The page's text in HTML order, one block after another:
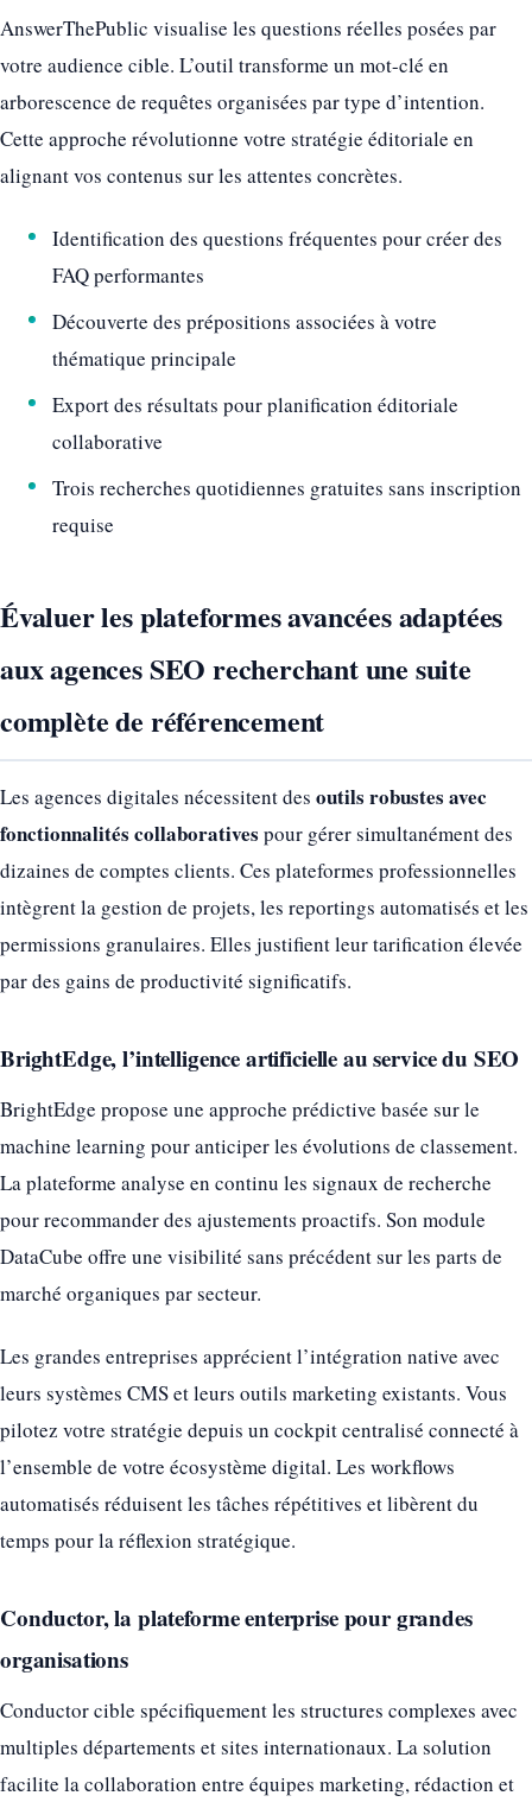
AnswerThePublic visualise les questions réelles posées par
votre audience cible. L’outil transforme un mot-clé en
arborescence de requêtes organisées par type d’intention.
Cette approche révolutionne votre stratégie éditoriale en
alignant vos contenus sur les attentes concrètes.
Identification des questions fréquentes pour créer des
FAQ performantes
Découverte des prépositions associées à votre
thématique principale
Export des résultats pour planification éditoriale
collaborative
Trois recherches quotidiennes gratuites sans inscription
requise
Évaluer les plateformes avancées adaptées
aux agences SEO recherchant une suite
complète de référencement
Les agences digitales nécessitent des outils robustes avec
fonctionnalités collaboratives pour gérer simultanément des
dizaines de comptes clients. Ces plateformes professionnelles
intègrent la gestion de projets, les reportings automatisés et les
permissions granulaires. Elles justifient leur tarification élevée
par des gains de productivité significatifs.
BrightEdge, l’intelligence artificielle au service du SEO
BrightEdge propose une approche prédictive basée sur le
machine learning pour anticiper les évolutions de classement.
La plateforme analyse en continu les signaux de recherche
pour recommander des ajustements proactifs. Son module
DataCube offre une visibilité sans précédent sur les parts de
marché organiques par secteur.
Les grandes entreprises apprécient l’intégration native avec
leurs systèmes CMS et leurs outils marketing existants. Vous
pilotez votre stratégie depuis un cockpit centralisé connecté à
l’ensemble de votre écosystème digital. Les workflows
automatisés réduisent les tâches répétitives et libèrent du
temps pour la réflexion stratégique.
Conductor, la plateforme enterprise pour grandes
organisations
Conductor cible spécifiquement les structures complexes avec
multiples départements et sites internationaux. La solution
facilite la collaboration entre équipes marketing, rédaction et